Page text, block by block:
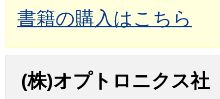
書籍の購入はこちら
(株)オプトロニクス社